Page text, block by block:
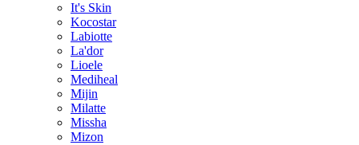
It's Skin
Kocostar
Labiotte
La'dor
Lioele
Mediheal
Mijin
Milatte
Missha
Mizon